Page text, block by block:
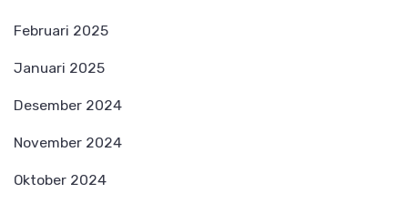
Februari 2025
Januari 2025
Desember 2024
November 2024
Oktober 2024